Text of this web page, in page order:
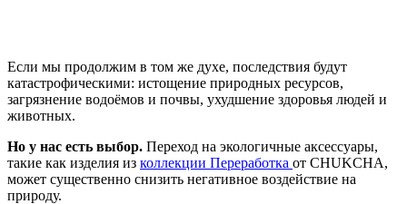
Если мы продолжим в том же духе, последствия будут
катастрофическими: истощение природных ресурсов,
загрязнение водоёмов и почвы, ухудшение здоровья людей и
животных.
Но у нас есть выбор. Переход на экологичные аксессуары,
такие как изделия из коллекции Переработка от CHUKCHA,
может существенно снизить негативное воздействие на
природу.